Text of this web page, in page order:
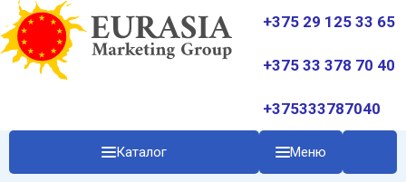
+375 29 125 33 65
+375 33 378 70 40
+375333787040
Каталог Меню